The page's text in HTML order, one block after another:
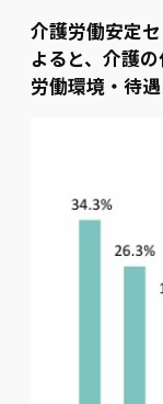
介護労働安定
よると、介護
労働環境・待